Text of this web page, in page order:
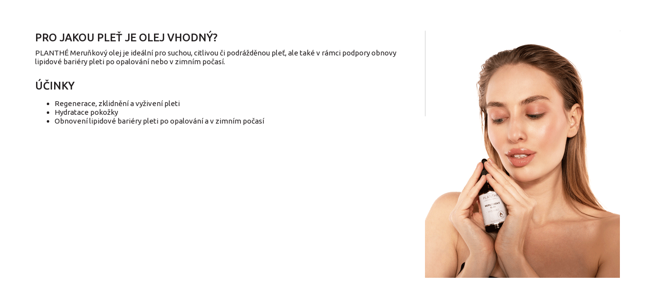
PRO JAKOU PLEŤ JE OLEJ VHODNÝ?
PLANTHÉ Meruňkový olej je ideální pro suchou, citlivou či podrážděnou pleť, ale také v rámci podpory obnovy
lipidové bariéry pleti po opalování nebo v zimním počasí.
ÚČINKY
Regenerace, zklidnění a vyživení pleti
Hydratace pokožky
Obnovení lipidové bariéry pleti po opalování a v zimním počasí